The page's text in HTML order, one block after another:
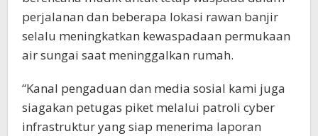
perjalanan dan beberapa lokasi rawan banjir
selalu meningkatkan kewaspadaan permukaan
air sungai saat meninggalkan rumah.
“Kanal pengaduan dan media sosial kami juga
siagakan petugas piket melalui patroli cyber
infrastruktur yang siap menerima laporan